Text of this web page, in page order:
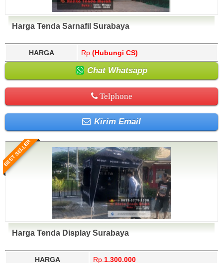
Harga Tenda Sarnafil Surabaya
HARGA Rp. (Hubungi CS)
Chat Whatsapp
Telphone
Kirim Email
BEST SELLER
Harga Tenda Display Surabaya
HARGA Rp. 1.300.000